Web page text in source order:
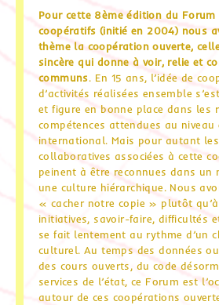
Pour cette 8ème édition du Forum
coopératifs (initié en 2004) nous
thème la coopération ouverte,
sincère qui donne à voir, relie et
communs. En 15 ans, l’idée de
d’activités réalisées ensemble
et figure en bonne place dans les
compétences attendues au niveau
international. Mais pour autant
collaboratives associées à cette
peinent à être reconnues dans un
une culture hiérarchique. Nous
« cacher notre copie » plutôt
initiatives, savoir-faire, difficultés
se fait lentement au rythme d’un
culturel. Au temps des données
des cours ouverts, du code
services de l’état, ce Forum est
autour de ces coopérations